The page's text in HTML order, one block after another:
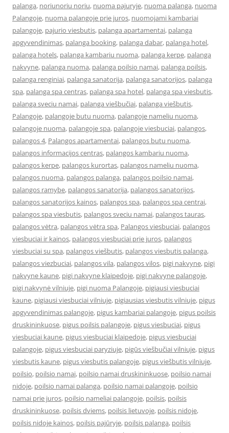
palanga, noriunoriu noriu, nuoma pajuryje, nuoma palanga, nuoma
Palangoje, nuoma palangoje prie juros, nuomojami kambariai
palangoje, pajurio viesbutis, palanga apartamentai, palanga
apgyvendinimas, palanga booking, palanga dabar, palanga hotel,
palanga hotels, palanga kambariu nuoma, palanga kerpe, palanga
nakvyne, palanga nuoma, palanga poilsio namai, palanga poilsis,
palanga renginiai, palanga sanatorija, palanga sanatorijos, palanga
spa, palanga spa centras, palanga spa hotel, palanga spa viesbutis,
palanga sveciu namai, palanga viešbučiai, palanga viešbutis,
Palangoje, palangoje butu nuoma, palangoje nameliu nuoma,
palangoje nuoma, palangoje spa, palangoje viesbuciai, palangos,
palangos 4, Palangos apartamentai, palangos butu nuoma,
palangos informacijos centras, palangos kambariu nuoma,
palangos kerpe, palangos kurortas, palangos nameliu nuoma,
palangos nuoma, palangos palanga, palangos poilsio namai,
palangos ramybe, palangos sanatorija, palangos sanatorijos,
palangos sanatorijos kainos, palangos spa, palangos spa centrai,
palangos spa viesbutis, palangos sveciu namai, palangos tauras,
palangos vėtra, palangos vėtra spa, Palangos viesbuciai, palangos
viesbuciai ir kainos, palangos viesbuciai prie juros, palangos
viesbuciai su spa, palangos viešbutis, palangos viesbutis palanga,
palangos viezbuciai, palangos vila, palangos vilos, pigi nakvyne, pigi
nakvyne kaune, pigi nakvyne klaipedoje, pigi nakvyne palangoje,
pigi nakvynė vilniuje, pigi nuoma Palangoje, pigiausi viesbuciai
kaune, pigiausi viesbuciai vilniuje, pigiausias viesbutis vilniuje, pigus
apgyvendinimas palangoje, pigus kambariai palangoje, pigus poilsis
druskininkuose, pigus poilsis palangoje, pigus viesbuciai, pigus
viesbuciai kaune, pigus viesbuciai klaipedoje, pigus viesbuciai
palangoje, pigus viesbuciai paryziuje, pigūs viešbučiai vilniuje, pigus
viesbutis kaune, pigus viesbutis palangoje, pigus viešbutis vilniuje,
poilsio, poilsio namai, poilsio namai druskininkuose, poilsio namai
nidoje, poilsio namai palanga, poilsio namai palangoje, poilsio
namai prie juros, poilsio nameliai palangoje, poilsis, poilsis
druskininkuose, poilsis dviems, poilsis lietuvoje, poilsis nidoje,
poilsis nidoje kainos, poilsis pajūryje, poilsis palanga, poilsis